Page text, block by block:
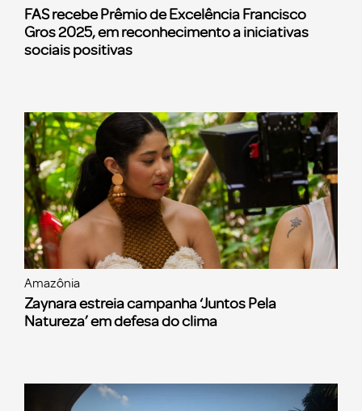
FAS recebe Prêmio de Excelência Francisco
Gros 2025, em reconhecimento a iniciativas
sociais positivas
Amazônia
Zaynara estreia campanha ‘Juntos Pela
Natureza’ em defesa do clima